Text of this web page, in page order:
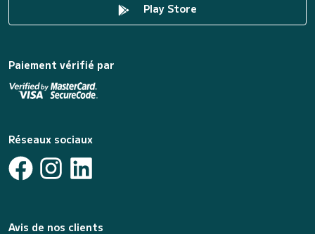
Play Store
Paiement vérifié par
Réseaux sociaux
Avis de nos clients